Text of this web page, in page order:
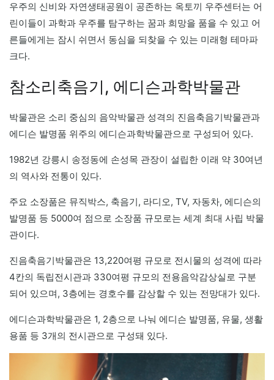
우주의 신비와 자연생태공원이 공존하는 옥토끼 우주센터는 어
린이들이 과학과 우주를 탐구하는 꿈과 희망을 품을 수 있고 어
른들에게는 잠시 쉬면서 동심을 되찾을 수 있는 미래형 테마파
크다.
참소리축음기, 에디슨과학박물관
박물관은 소리 중심의 음악박물관 성격의 진음축음기박물관과
에디슨 발명품 위주의 에디슨과학박물관으로 구성되어 있다.
1982년 강릉시 송정동에 손성목 관장이 설립한 이래 약 30여년
의 역사와 전통이 있다.
주요 소장품은 뮤직박스, 축음기, 라디오, TV, 자동차, 에디슨의
발명품 등 5000여 점으로 소장품 규모로는 세계 최대 사립 박물
관이다.
진음축음기박물관은 13,220여평 규모로 전시물의 성격에 따라
4칸의 독립전시관과 330여평 규모의 전용음악감상실로 구분
되어 있으며, 3층에는 경호수를 감상할 수 있는 전망대가 있다.
에디슨과학박물관은 1, 2층으로 나눠 에디슨 발명품, 유물, 생활
용품 등 3개의 전시관으로 구성돼 있다.